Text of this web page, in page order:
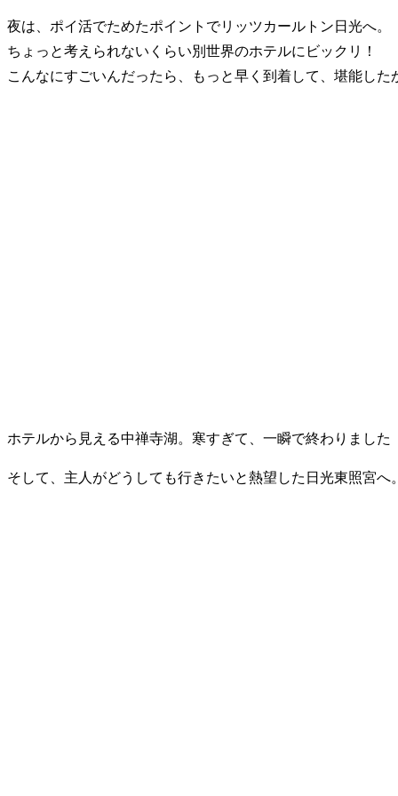
夜は、ポイ活でためたポイントでリッツカールトン日光へ。
ちょっと考えられないくらい別世界のホテルにビックリ！
こんなにすごいんだったら、もっと早く到着して、堪能した
ホテルから見える中禅寺湖。寒すぎて、一瞬で終わりました
そして、主人がどうしても行きたいと熱望した日光東照宮へ。